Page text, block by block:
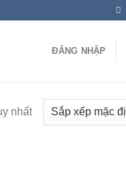
ĐĂNG NHẬP
nhất